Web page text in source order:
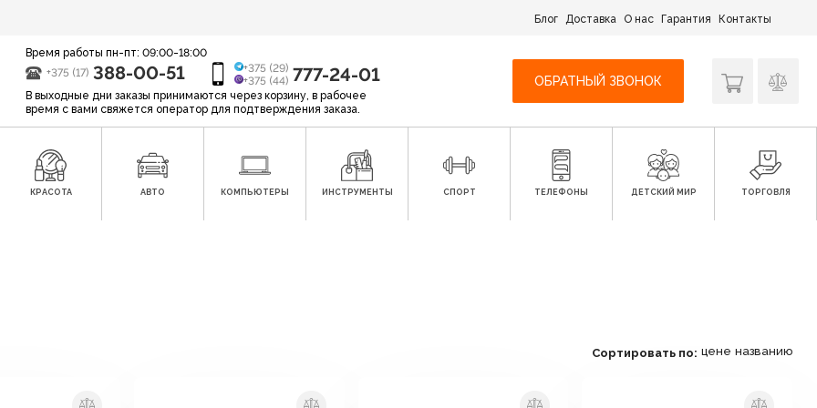
Блог Доставка О нас Гарантия Контакты
Время работы пн-пт: 09:00-18:00
+375 (17) 388-00-51
+375 (29)
+375 (44) 777-24-01
В выходные дни заказы принимаются через корзину, в рабочее
время с вами свяжется оператор для подтверждения заказа.
ОБРАТНЫЙ ЗВОНОК
КРАСОТА АВТО КОМПЬЮТЕРЫ ИНСТРУМЕНТЫ СПОРТ ТЕЛЕФОНЫ ДЕТСКИЙ МИР ТОРГОВЛЯ
Сортировать по: цене названию